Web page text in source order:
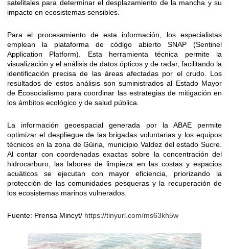
satelitales para determinar el desplazamiento de la mancha y su
impacto en ecosistemas sensibles.
Para el procesamiento de esta información, los especialistas
emplean la plataforma de código abierto SNAP (Sentinel
Application Platform). Esta herramienta técnica permite la
visualización y el análisis de datos ópticos y de radar, facilitando la
identificación precisa de las áreas afectadas por el crudo. Los
resultados de estos análisis son suministrados al Estado Mayor
de Ecosocialismo para coordinar las estrategias de mitigación en
los ámbitos ecológico y de salud pública.
La información geoespacial generada por la ABAE permite
optimizar el despliegue de las brigadas voluntarias y los equipos
técnicos en la zona de Güiria, municipio Valdez del estado Sucre.
Al contar con coordenadas exactas sobre la concentración del
hidrocarburo, las labores de limpieza en las costas y espacios
acuáticos se ejecutan con mayor eficiencia, priorizando la
protección de las comunidades pesqueras y la recuperación de
los ecosistemas marinos vulnerados.
Fuente: Prensa Mincyt/ https://tinyurl.com/ms63kh5w